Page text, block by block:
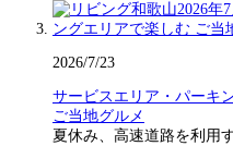
2026/7/23
サービスエリア・パーキ
ご当地グルメ
夏休み、高速道路を利用